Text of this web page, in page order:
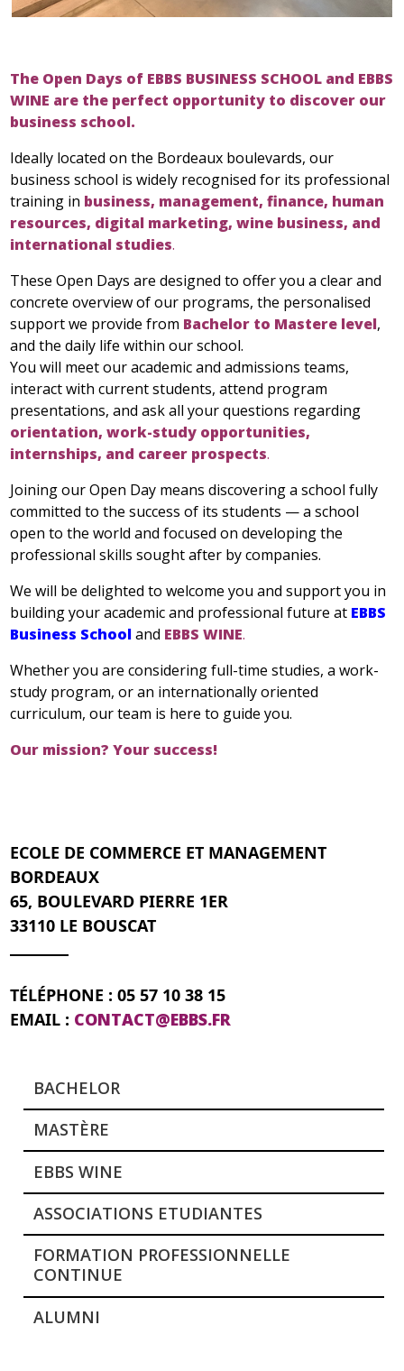
The Open Days of EBBS BUSINESS SCHOOL and EBBS
WINE are the perfect opportunity to discover our
business school.
Ideally located on the Bordeaux boulevards, our
business school is widely recognised for its professional
training in business, management, finance, human
resources, digital marketing, wine business, and
international studies.
These Open Days are designed to offer you a clear and
concrete overview of our programs, the personalised
support we provide from Bachelor to Mastere level,
and the daily life within our school.
You will meet our academic and admissions teams,
interact with current students, attend program
presentations, and ask all your questions regarding
orientation, work-study opportunities,
internships, and career prospects.
Joining our Open Day means discovering a school fully
committed to the success of its students — a school
open to the world and focused on developing the
professional skills sought after by companies.
We will be delighted to welcome you and support you in
building your academic and professional future at EBBS
Business Schooland EBBS WINE.
Whether you are considering full-time studies, a work-
study program, or an internationally oriented
curriculum, our team is here to guide you.
Our mission? Your success!
ECOLE DE COMMERCE ET MANAGEMENT
BORDEAUX
65, BOULEVARD PIERRE 1ER
33110 LE BOUSCAT
TÉLÉPHONE : 05 57 10 38 15
EMAIL : CONTACT@EBBS.FR
BACHELOR
MASTÈRE
EBBS WINE
ASSOCIATIONS ETUDIANTES
FORMATION PROFESSIONNELLE
CONTINUE
ALUMNI